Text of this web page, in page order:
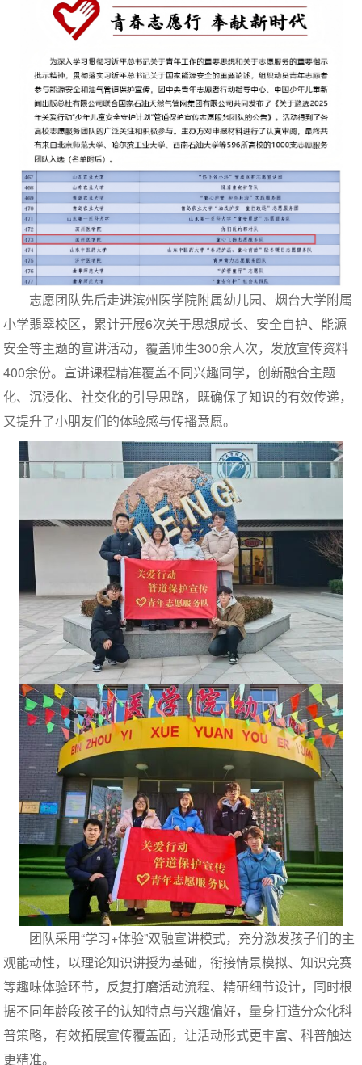
志愿团队先后走进滨州医学院附属幼儿园、烟台大学附属
小学翡翠校区，累计开展6次关于思想成长、安全自护、能源
安全等主题的宣讲活动，覆盖师生300余人次，发放宣传资料
400余份。宣讲课程精准覆盖不同兴趣同学，创新融合主题
化、沉浸化、社交化的引导思路，既确保了知识的有效传递，
又提升了小朋友们的体验感与传播意愿。
团队采用“学习+体验”双融宣讲模式，充分激发孩子们的主
观能动性，以理论知识讲授为基础，衔接情景模拟、知识竞赛
等趣味体验环节，反复打磨活动流程、精研细节设计，同时根
据不同年龄段孩子的认知特点与兴趣偏好，量身打造分众化科
普策略，有效拓展宣传覆盖面，让活动形式更丰富、科普触达
更精准。